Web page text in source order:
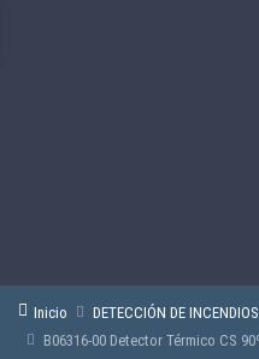
Inicio DETECCIÓN DE INCENDIOS
B06316-00 Detector Térmico CS